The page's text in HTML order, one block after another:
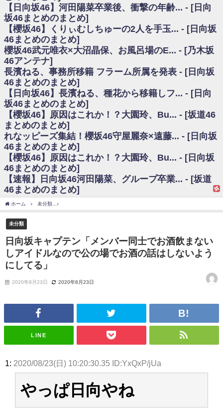
願いバッハ！』ミーグリ日程がこちら
欅坂/日向坂46まとめのまとめ / 【櫻坂46】ミーグリで喧嘩！？山下瞳月、
これはマジギレしてる
乃木坂46アンテナ / 【櫻坂46】ハリソン守屋「ゆーづのせいです」【ラヴ
ィット!】
乃木坂あんてな ～乃木坂46・欅坂46・日向坂46のニュース・情報・話題
をピックアップ / 良い品揃え！櫻坂46 12thシングル『Make or Break』オフィ
シャルグッズ絶賛販売受付中
日向坂46まとめのまとめ / 【日向坂46】この月、何かあるのか！？『お願
いバッハ！』ミーグリ日程がこちら
日向坂46まとめのまとめ / 【元日向坂46】この卒業生、めちゃくちゃテレ
ビで見かけるな
欅坂/日向坂46まとめのまとめ / 【櫻坂46】リアルミーグリであの販売も！
『Make or Break』オフィシャルグッズ解禁
乃木坂46アンテナ / 【櫻坂46】ミーグリで喧嘩！？山下瞳月、これはマジ
ギレしてる
乃木坂あんてな ～乃木坂46・欅坂46・日向坂46のニュース・情報・話題
をピックアップ / れなッピーズ集結！櫻坂46守屋麗奈×遠藤理子、8/6「ラヴィ
ット！」水曜スタジオ出演決定
日向坂46まとめのまとめ / 【日向坂46】富田鈴花、次の事務所が決まって
そう！？
日向坂46まとめのまとめ / 【日向坂46】富田鈴花、次の事務所が決まって
そう！？
ハ！』ミーグリ日程がこちら
乃木坂あんてな ～乃木坂46・欅坂46・日向坂46のニュース・情報・話題
をピックアップ / 日向坂46卒業後初共演！佐々木久美さん、師匠オードリー若
林さんと再会した結果･･･【激レアさんを連れてきた。】
欅坂46/日向坂46まとめのまとめ / 『anan』の表紙の櫻坂46さん、多様性
の時代だと話題に
欅坂46/日向坂46まとめのまとめ / 日向坂46より重大発表！！！！
日向坂46まとめのまとめ / 筒井あやめ、アレをチラリ。こういう偶然の方
が官能的だよな？
日向坂46まとめのまとめ / 【日向坂46】富田鈴花1st写真集の先行カット、
これも素晴らしい
日向坂46まとめのまとめ / 【日向坂46】五期生着ぐるみ生写真も！ 富田鈴
日向坂46まとめのまとめ / これから彼氏と行為する直前の賀喜遥香、やば
アイドル – ぷぅアンテナ / 「乃木坂46ののぎおび⊿」北野日奈子が生配
信！【2022.3.22 17:15〜 SHOWROOM】
【日向坂46】河田陽菜卒業後、衝撃の年齢... - [日向
坂46まとめのまとめ]
【櫻坂46】くりぃむしちゅーの2人を手玉... - [日向坂
46まとめのまとめ]
櫻坂46武元唯衣×大沼晶保、お風呂場のE... - [乃木坂
46アンテナ]
長濱ねる、事務所移籍 フラーム所属を発表 - [日向坂
46まとめのまとめ]
【日向坂46】長濱ねる、種花から移籍しフ... - [日向
坂46まとめのまとめ]
【櫻坂46】原因はこれか！？大園玲、Bu... - [坂道46
まとめのまとめ]
れなッピーズ集結！櫻坂46守屋麗奈×遠藤... - [日向坂
46まとめのまとめ]
【櫻坂46】原因はこれか！？大園玲、Bu... - [日向坂
46まとめのまとめ]
【速報】日向坂46河田陽菜、グループ卒業... - [坂道
46まとめのまとめ]
ホーム 未分類
未分類
日向坂キャプテン「メンバー同士でお酒飲まない
しアイドルなので公の場でお酒の話はしないよう
にしてる」
2020年8月23日 2020年8月23日
LINE
1: 2020/08/23(日) 10:20:30.35 ID:YxQxP/jUa
やっぱ日向やね